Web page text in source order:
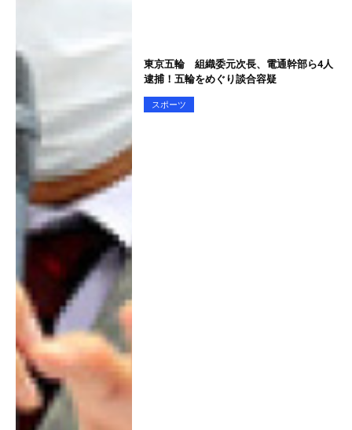
東京五輪 組織委元次長、電通幹部ら4人
逮捕！五輪をめぐり談合容疑
スポーツ